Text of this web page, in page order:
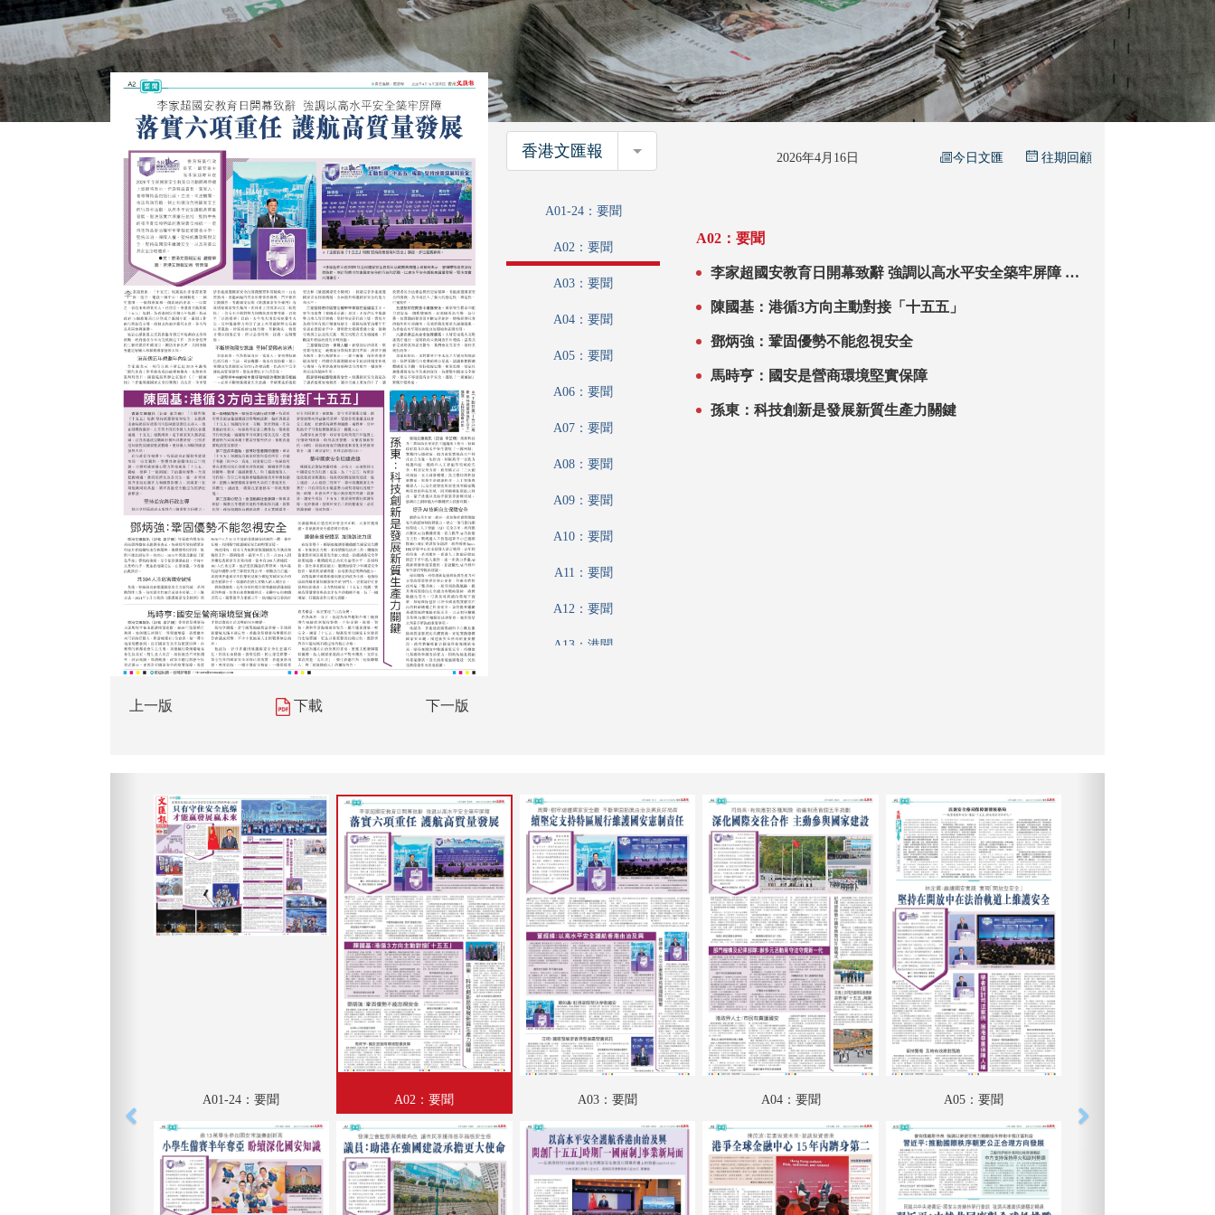
上一版 下載 下一版
香港文匯報 香港文匯報 2026年4月16日 今日文匯 往期回顧
A01-24：要聞
A02：要聞
A03：要聞
A04：要聞
A05：要聞
A06：要聞
A07：要聞
A08：要聞
A09：要聞
A10：要聞
A11：要聞
A12：要聞
A13：港聞
A18：文江學海
A19：娛樂
A20：星光
A21：文化視野
A22：專題
A23：國際
B01：財經
B02：財經
B04：娛樂
B05：體育
A02：要聞
李家超國安教育日開幕致辭 強調以高水平安全築牢屏障 落
陳國基：港循3方向主動對接「十五五」
鄧炳強：鞏固優勢不能忽視安全
馬時亨：國安是營商環境堅實保障
孫東：科技創新是發展新質生產力關鍵
A01-24：要聞 A02：要聞 A03：要聞 A04：要聞 A05：要聞